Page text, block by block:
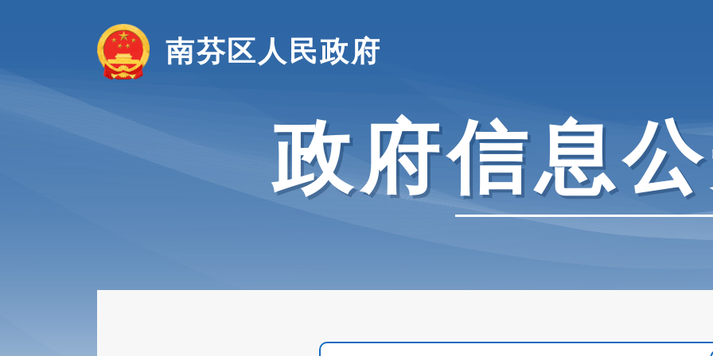
南芬区人民政府
政府信息